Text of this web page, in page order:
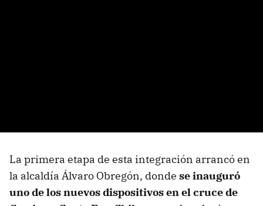
La primera etapa de esta integración arrancó en
la alcaldía Álvaro Obregón, donde se inauguró
uno de los nuevos dispositivos en el cruce de